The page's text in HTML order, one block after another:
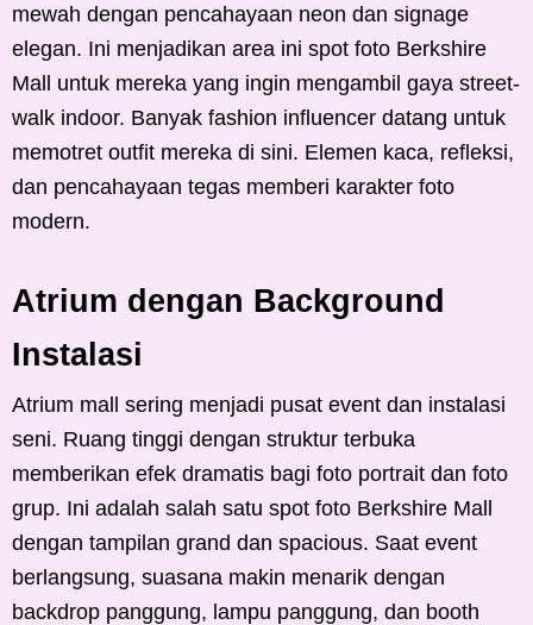
mewah dengan pencahayaan neon dan signage
elegan. Ini menjadikan area ini spot foto Berkshire
Mall untuk mereka yang ingin mengambil gaya street-
walk indoor. Banyak fashion influencer datang untuk
memotret outfit mereka di sini. Elemen kaca, refleksi,
dan pencahayaan tegas memberi karakter foto
modern.
Atrium dengan Background
Instalasi
Atrium mall sering menjadi pusat event dan instalasi
seni. Ruang tinggi dengan struktur terbuka
memberikan efek dramatis bagi foto portrait dan foto
grup. Ini adalah salah satu spot foto Berkshire Mall
dengan tampilan grand dan spacious. Saat event
berlangsung, suasana makin menarik dengan
backdrop panggung, lampu panggung, dan booth